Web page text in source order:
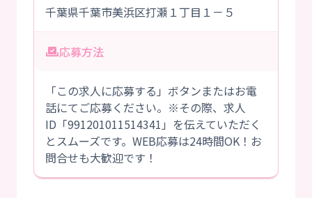
千葉県千葉市美浜区打瀬１丁目１－５
応募方法
「この求人に応募する」ボタンまたはお電
話にてご応募ください。※その際、求人
ID「991201011514341」を伝えていただく
とスムーズです。WEB応募は24時間OK！お
問合せも大歓迎です！